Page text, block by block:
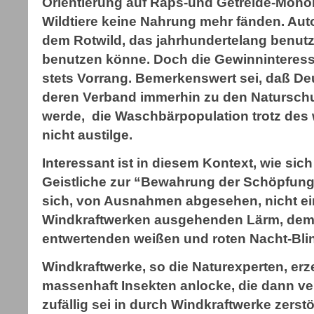
Wildtiere keine Nahrung mehr fänden.
dem Rotwild, das jahrhundertelang
benutzen könne. Doch die
stets Vorrang. Bemerkenswert sei, daß
deren Verband immerhin zu den
werde, die Waschbärpopulation trotz des
nicht austilge.
Interessant ist in diesem Kontext, wie
Geistliche zur “Bewahrung der
sich, von Ausnahmen abgesehen, nicht
Windkraftwerken ausgehenden Lärm,
entwertenden weißen und roten Nacht-
Windkraftwerke, so die Naturexperten,
massenhaft Insekten anlocke, die dann
zufällig sei in durch Windkraftwerke